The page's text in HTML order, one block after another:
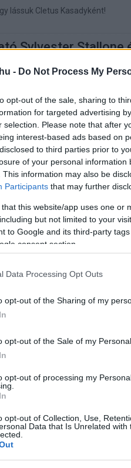
- Do Not Process My
opt-out of the sale, sharing to
for targeted advertising
selection. Please note that after
interest-based ads based on
to third parties prior to
of your personal information
This information may also be
Participants that may further
that this website/app uses one or
but not limited to your
to Google and its third-party
consent section.
Data Processing Opt Outs
opt-out of the Sharing of my
opt-out of the Sale of my Personal
opt-out of processing my
opt-out of Collection, Use,
Data that Is Unrelated
lássuk Cletus Kasadyként!
Sylvester Stallone
szívesen
spin-offot
A második lövés egyik
szívéhez nőtt.
A második lövés -
de piszkosul szórakoztató
előtt a
Woody Harrelson, Jesse
hajkurászni, mi pedig
előtt nézhessétek meg az
októberi filmet
duplán támad Will Smith,
Demóna, jetiről mesél a